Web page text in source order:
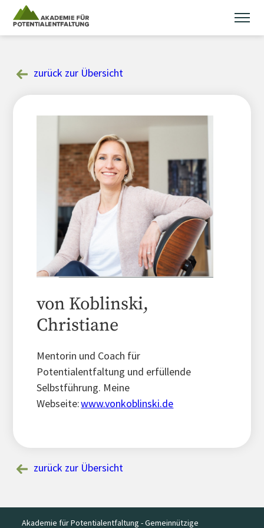
content
zurück zur Übersicht
von Koblinski,
Christiane
Mentorin und Coach für
Potentialentfaltung und erfüllende
Selbstführung. Meine
Webseite:www.vonkoblinski.de
zurück zur Übersicht
Akademie für Potentialentfaltung - Gemeinnützige